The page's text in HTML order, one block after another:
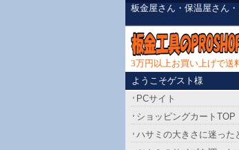
板金屋さん・保温屋さん
3万円以上お買い上げで送
ようこそゲスト様
PCサイト
ショッピングカートTOP
ハサミの大きさに迷った